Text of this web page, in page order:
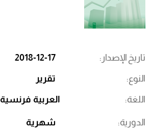
تاريخ الإصدار 2018-12-17
النوع تقرير
اللغة العربية فرنسية
الدورية شهرية